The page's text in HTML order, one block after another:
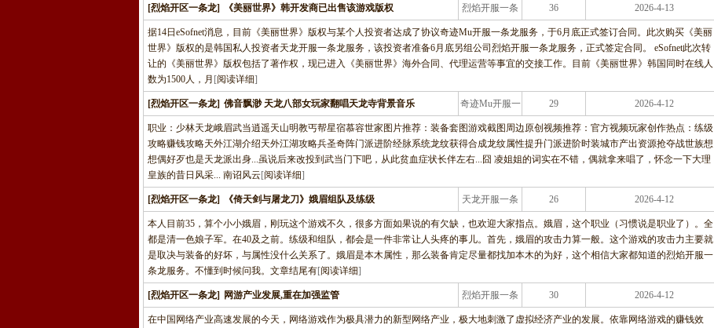
[烈焰开区一条龙] 《美丽世界》韩开发商已出售该游戏版权 烈焰开服一条
龙服务
36 2026-4-13
据14日eSofnet消息，目前《美丽世界》版权与某个人投资者达成了协议奇迹Mu开服一条龙服务，于6月底正式签订合同。此次购买《美丽
世界》版权的是韩国私人投资者天龙开服一条龙服务，该投资者准备6月底另组公司烈焰开服一条龙服务，正式签定合同。 eSofnet此次转
让的《美丽世界》版权包括了著作权，现已进入《美丽世界》海外合同、代理运营等事宜的交接工作。目前《美丽世界》韩国同时在线人
数为1500人，月 [阅读详细]
[烈焰开区一条龙] 佛音飘渺 天龙八部女玩家翻唱天龙寺背景音乐 奇迹Mu开服一
条龙服务
29 2026-4-12
职业：少林天龙峨眉武当逍遥天山明教丐帮星宿慕容世家图片推荐：装备套图游戏截图周边原创视频推荐：官方视频玩家创作热点：练级
攻略赚钱攻略天外江湖介绍天外江湖攻略兵圣奇阵门派进阶经脉系统龙纹获得合成龙纹属性提升门派进阶时装城市产出资源抢夺战世族想
想偶好歹也是天龙派出身...虽说后来改投到武当门下吧，从此贫血症状长伴左右...囧 凌姐姐的词实在不错，偶就拿来唱了，怀念一下大理
皇族的昔日风采... 南诏风云[阅读详细]
[烈焰开区一条龙] 《倚天剑与屠龙刀》娥眉组队及练级 天龙开服一条
龙服务
26 2026-4-12
本人目前35，算个小小娥眉，刚玩这个游戏不久，很多方面如果说的有欠缺，也欢迎大家指点。娥眉，这个职业（习惯说是职业了）。全
都是清一色娘子军。在40及之前。练级和组队，都会是一件非常让人头疼的事儿。首先，娥眉的攻击力算一般。这个游戏的攻击力主要就
是取决与装备的好坏，与属性没什么关系了。娥眉是本木属性，那么装备肯定尽量都找加本木的为好，这个相信大家都知道的烈焰开服一
条龙服务。不懂到时候问我。文章结尾有[阅读详细]
[烈焰开区一条龙] 网游产业发展,重在加强监管 烈焰开服一条
龙服务
30 2026-4-12
在中国网络产业高速发展的今天，网络游戏作为极具潜力的新型网络产业，极大地刺激了虚拟经济产业的发展。依靠网络游戏的赚钱效